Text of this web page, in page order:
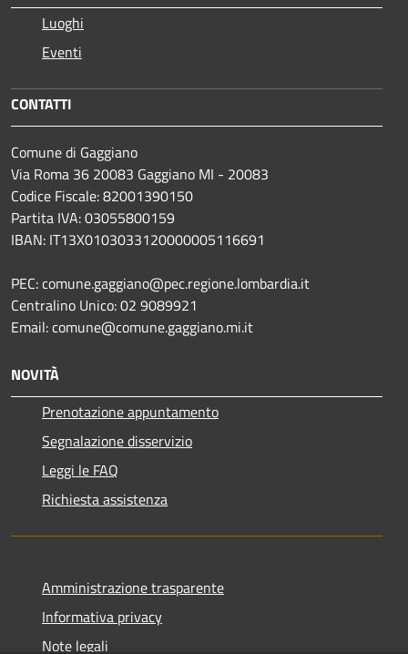
Luoghi
Eventi
CONTATTI
Comune di Gaggiano
Via Roma 36 20083 Gaggiano MI - 20083
Codice Fiscale: 82001390150
Partita IVA: 03055800159
IBAN: IT13X0103033120000005116691
PEC: comune.gaggiano@pec.regione.lombardia.it
Centralino Unico: 02 9089921
Email: comune@comune.gaggiano.mi.it
NOVITÀ
Prenotazione appuntamento
Segnalazione disservizio
Leggi le FAQ
Richiesta assistenza
Amministrazione trasparente
Informativa privacy
Note legali